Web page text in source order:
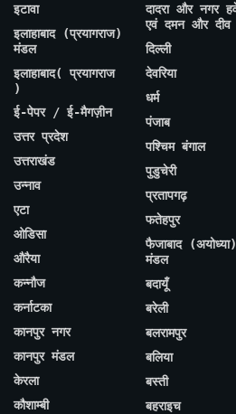
इटावा
इलाहाबाद (प्रयागराज)
मंडल
इलाहाबाद( प्रयागराज
)
ई-पेपर / ई-मैगज़ीन
उत्तर प्रदेश
उत्तराखंड
उन्नाव
एटा
ओडिसा
औरैया
कन्नौज
कर्नाटका
कानपुर नगर
कानपुर मंडल
केरला
कौशाम्बी
दादरा और नगर
एवं दमन और दीव
दिल्ली
देवरिया
धर्म
पंजाब
पश्चिम बंगाल
पुडुचेरी
प्रतापगढ़
फतेहपुर
फैजाबाद (अयोध्या)
मंडल
बदायूँ
बरेली
बलरामपुर
बलिया
बस्ती
बहराइच